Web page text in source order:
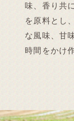
味、香り共
を原料とし、
な風味、甘
時間をかけ